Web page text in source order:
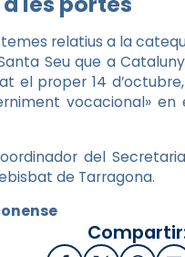
relatius a la
Seu que a
el proper 14
vocacional»
del
de Tarragona.